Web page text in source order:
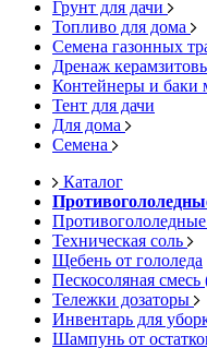
Грунт для дачи
Топливо для дома
Семена газонных
Дренаж
Контейнеры и баки
Тент для дачи
Для дома
Семена
Каталог
Техническая соль
Щебень от гололеда
Пескосоляная смесь
Тележки дозаторы
Инвентарь для
Шампунь от